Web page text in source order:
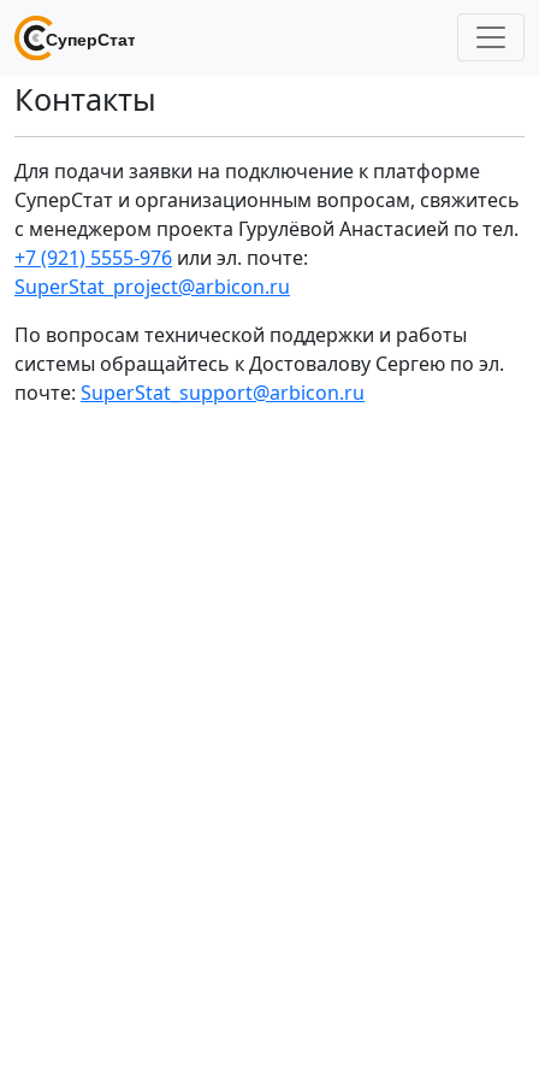
Контакты
Для подачи заявки на подключение к платформе
СуперСтат и организационным вопросам, свяжитесь
с менеджером проекта Гурулёвой Анастасией по тел.
+7 (921) 5555‑976 или эл. почте:
SuperStat_project@arbicon.ru
По вопросам технической поддержки и работы
системы обращайтесь к Достовалову Сергею по эл.
почте: SuperStat_support@arbicon.ru